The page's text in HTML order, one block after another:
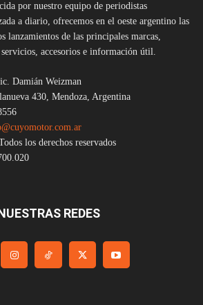
por nuestro equipo de periodistas
a diario, ofrecemos en el oeste argentino las
lanzamientos de las principales marcas,
accesorios e información útil.
Damián Weizman
430, Mendoza, Argentina
los derechos reservados
REDES